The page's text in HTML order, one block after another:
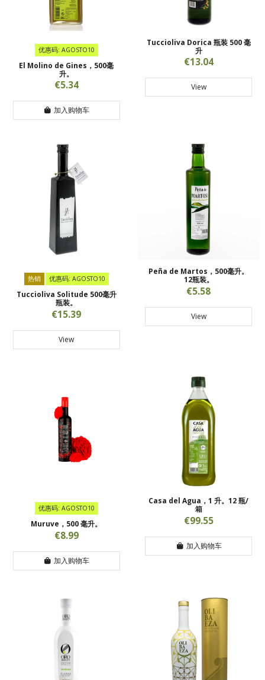
优惠码: AGOSTO10
El Molino de Gines，500毫
升。
€5.34
加入购物车
Tuccioliva Dorica 瓶装 500 毫
升
€13.04
View
热销 优惠码: AGOSTO10
Tuccioliva Solitude 500毫升
瓶装。
€15.39
View
Peña de Martos，500毫升。
12瓶装。
€5.58
View
优惠码: AGOSTO10
Muruve，500 毫升。
€8.99
加入购物车
Casa del Agua，1 升。12 瓶/
箱
€99.55
加入购物车